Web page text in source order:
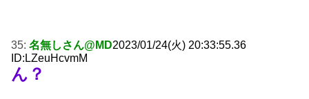
35: 名無しさん@MD2023/01/24(火) 20:33:55.36
ID:LZeuHcvmM
ん？